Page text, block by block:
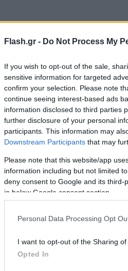
Flash.gr - Do Not Process My
If you wish to opt-out of the sale,
sensitive information for targeted
confirm your selection. Please note
continue seeing interest-based ads
information disclosed to third parties
further disclosure of your personal
participants. This information may
Downstream Participants that may
Please note that this website/app
information including but not limited
deny consent to Google and its
in below Google consent section.
Personal Data Processing Opt
I want to opt-out of the Sharing of
Opted In